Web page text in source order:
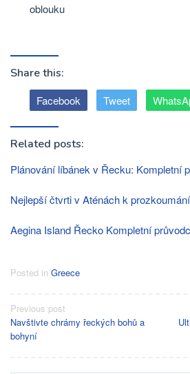
oblouku
Share this:
Facebook Tweet
Related posts:
Plánování líbánek v Řecku: Kompletní
Nejlepší čtvrti v Aténách k prozkoumání
Aegina Island Řecko Kompletní
Posted in Greece
Post
navigation
Previous post
Navštivte chrámy řeckých bohů a
bohyní